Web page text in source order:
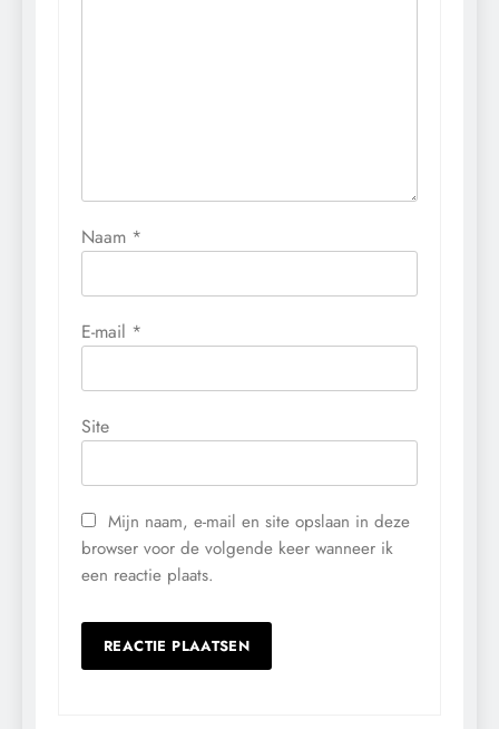
Naam *
E-mail *
Site
Mijn naam, e-mail en site opslaan in deze
browser voor de volgende keer wanneer ik
een reactie plaats.